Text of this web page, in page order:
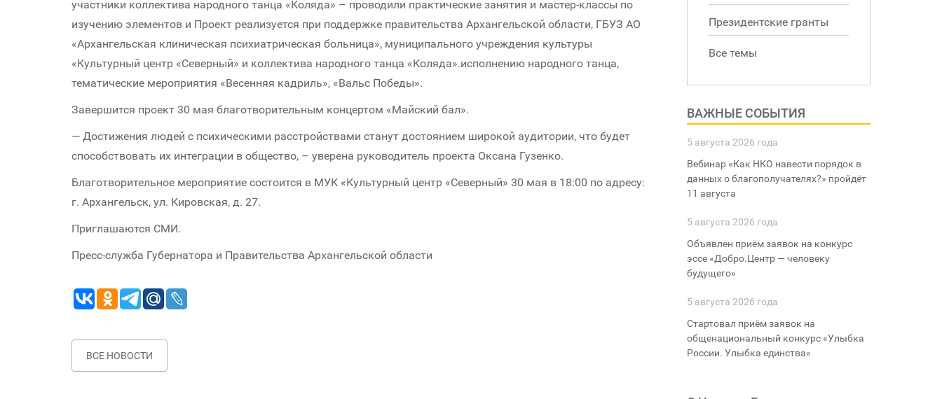
участники коллектива народного танца «Коляда» – проводили практические занятия и мастер-классы по
изучению элементов и Проект реализуется при поддержке правительства Архангельской области, ГБУЗ АО
«Архангельская клиническая психиатрическая больница», муниципального учреждения культуры
«Культурный центр «Северный» и коллектива народного танца «Коляда».исполнению народного танца,
тематические мероприятия «Весенняя кадриль», «Вальс Победы».
Завершится проект 30 мая благотворительным концертом «Майский бал».
— Достижения людей с психическими расстройствами станут достоянием широкой аудитории, что будет
способствовать их интеграции в общество, – уверена руководитель проекта Оксана Гузенко.
Благотворительное мероприятие состоится в МУК «Культурный центр «Северный» 30 мая в 18:00 по адресу:
г. Архангельск, ул. Кировская, д. 27.
Приглашаются СМИ.
Пресс-служба Губернатора и Правительства Архангельской области
ВСЕ НОВОСТИ
Президентские гранты
Все темы
ВАЖНЫЕ СОБЫТИЯ
5 августа 2026 года
Вебинар «Как НКО навести порядок в
данных о благополучателях?» пройдёт
11 августа
5 августа 2026 года
Объявлен приём заявок на конкурс
эссе «Добро.Центр — человеку
будущего»
5 августа 2026 года
Стартовал приём заявок на
общенациональный конкурс «Улыбка
России. Улыбка единства»